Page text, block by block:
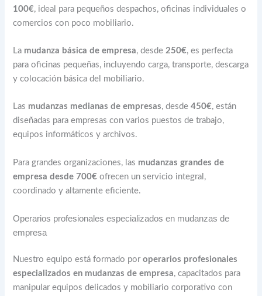
100€, ideal para pequeños despachos, oficinas individuales o
comercios con poco mobiliario.
La mudanza básica de empresa, desde250€, es perfecta
para oficinas pequeñas, incluyendo carga, transporte, descarga
y colocación básica del mobiliario.
Las mudanzas medianas de empresas, desde450€, están
diseñadas para empresas con varios puestos de trabajo,
equipos informáticos y archivos.
Para grandes organizaciones, las mudanzas grandes de
empresa desde 700€ ofrecen un servicio integral,
coordinado y altamente eficiente.
Operarios profesionales especializados en mudanzas de
empresa
Nuestro equipo está formado poroperarios profesionales
especializados en mudanzas de empresa, capacitados para
manipular equipos delicados y mobiliario corporativo con